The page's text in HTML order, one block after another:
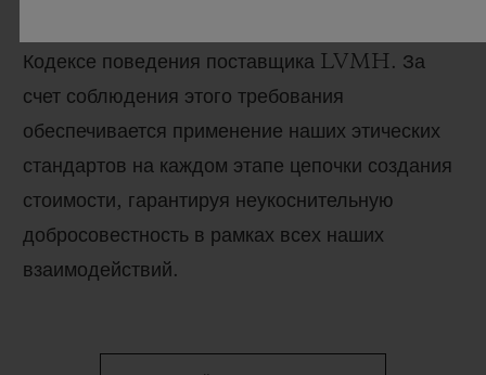
Кодексе поведения поставщика LVMH. За
счет соблюдения этого требования
обеспечивается применение наших этических
стандартов на каждом этапе цепочки создания
стоимости, гарантируя неукоснительную
добросовестность в рамках всех наших
взаимодействий.